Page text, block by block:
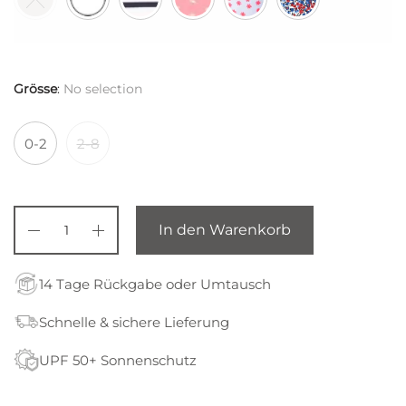
Grösse: No selection
0-2 2-8
In den Warenkorb
14 Tage Rückgabe oder Umtausch
Schnelle & sichere Lieferung
UPF 50+ Sonnenschutz